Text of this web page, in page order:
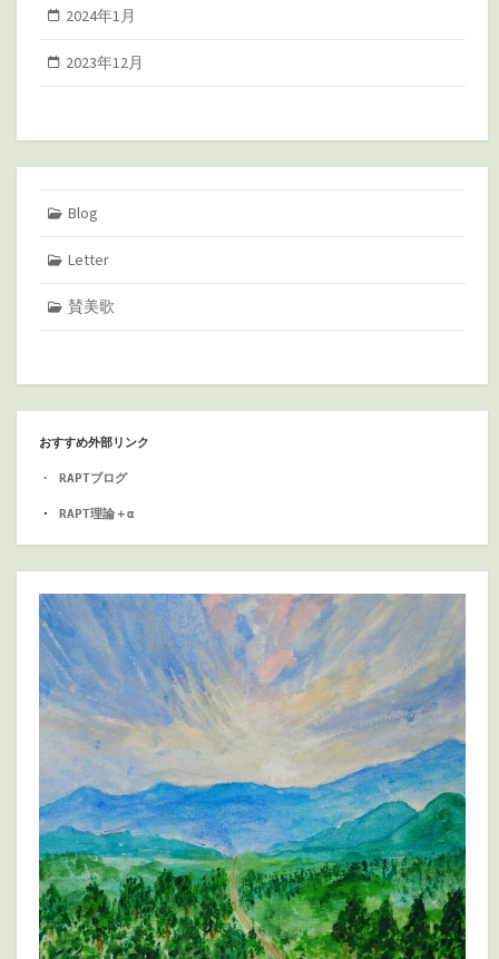
2024年1月
2023年12月
Blog
Letter
賛美歌
おすすめ外部リンク
・ RAPTブログ
・ RAPT理論＋α